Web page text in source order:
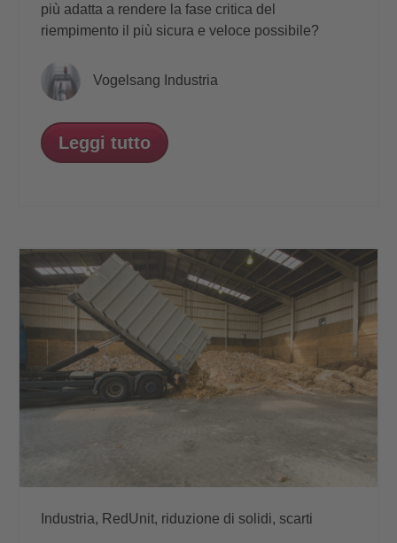
più adatta a rendere la fase critica del
riempimento il più sicura e veloce possibile?
Vogelsang Industria
Leggi tutto
Industria, RedUnit, riduzione di solidi, scarti